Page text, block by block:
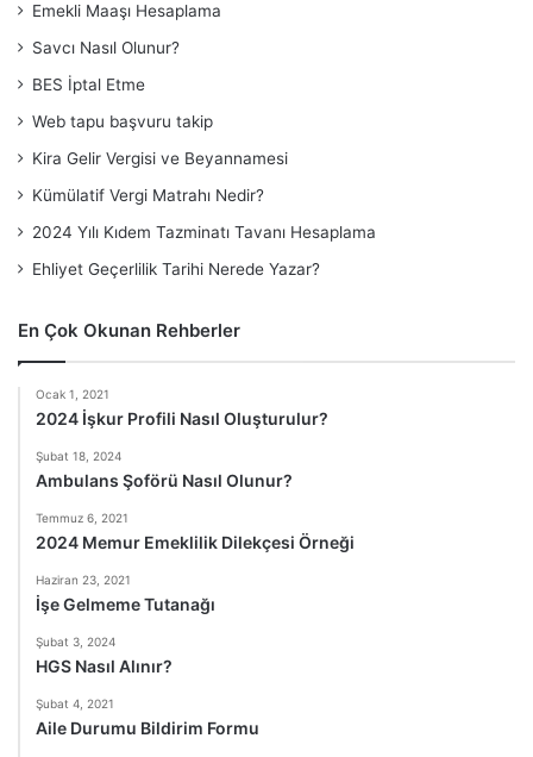
Emekli Maaşı Hesaplama
Savcı Nasıl Olunur?
BES İptal Etme
Web tapu başvuru takip
Kira Gelir Vergisi ve Beyannamesi
Kümülatif Vergi Matrahı Nedir?
2024 Yılı Kıdem Tazminatı Tavanı Hesaplama
Ehliyet Geçerlilik Tarihi Nerede Yazar?
En Çok Okunan Rehberler
Ocak 1, 2021
2024 İşkur Profili Nasıl Oluşturulur?
Şubat 18, 2024
Ambulans Şoförü Nasıl Olunur?
Temmuz 6, 2021
2024 Memur Emeklilik Dilekçesi Örneği
Haziran 23, 2021
İşe Gelmeme Tutanağı
Şubat 3, 2024
HGS Nasıl Alınır?
Şubat 4, 2021
Aile Durumu Bildirim Formu